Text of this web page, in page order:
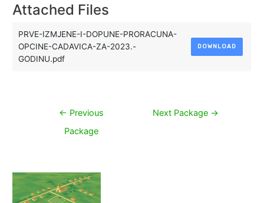
Attached Files
PRVE-IZMJENE-I-DOPUNE-PRORACUNA-
OPCINE-CADAVICA-ZA-2023.-
GODINU.pdf
DOWNLOAD
Navigacija
← Previous
Package
Next Package →